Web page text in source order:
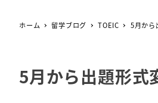
ホーム 留学ブログ TOEIC 5月から
5月から出題形式